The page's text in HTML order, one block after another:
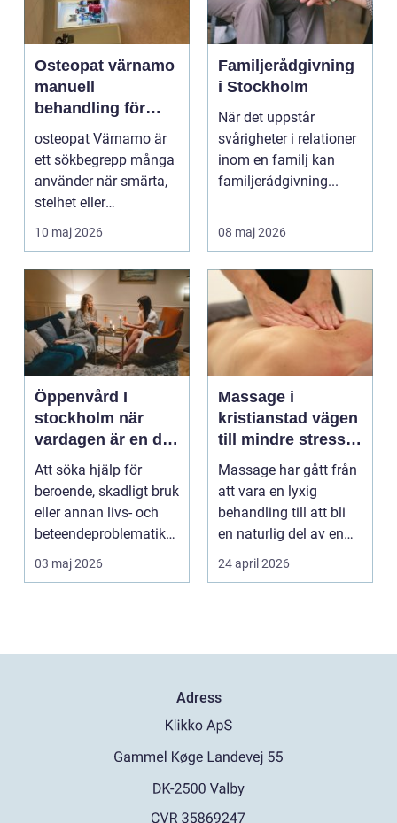
Osteopat värnamo
manuell
behandling för
minskad smärta
och Ökad rörlighet
osteopat Värnamo är
ett sökbegrepp många
använder när smärta,
stelhet eller
återkommande värk
börjar...
10 maj 2026
Familjerådgivning
i Stockholm
När det uppstår
svårigheter i relationer
inom en familj kan
familjerådgivning...
08 maj 2026
Öppenvård I
stockholm när
vardagen är en del
av behandlingen
Att söka hjälp för
beroende, skadligt bruk
eller annan livs- och
beteendeproblematik
är ett stort st...
03 maj 2026
Massage i
kristianstad vägen
till mindre stress
och mer energi i
vardagen
Massage har gått från
att vara en lyxig
behandling till att bli
en naturlig del av en
hållbar livsst...
24 april 2026
Adress